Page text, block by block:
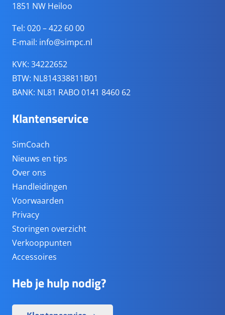
1851 NW Heiloo
Tel: 020 – 422 60 00
E-mail: info@simpc.nl
KVK: 34222652
BTW: NL814338811B01
BANK: NL81 RABO 0141 8460 62
Klantenservice
SimCoach
Nieuws en tips
Over ons
Handleidingen
Voorwaarden
Privacy
Storingen overzicht
Verkooppunten
Accessoires
Heb je hulp nodig?